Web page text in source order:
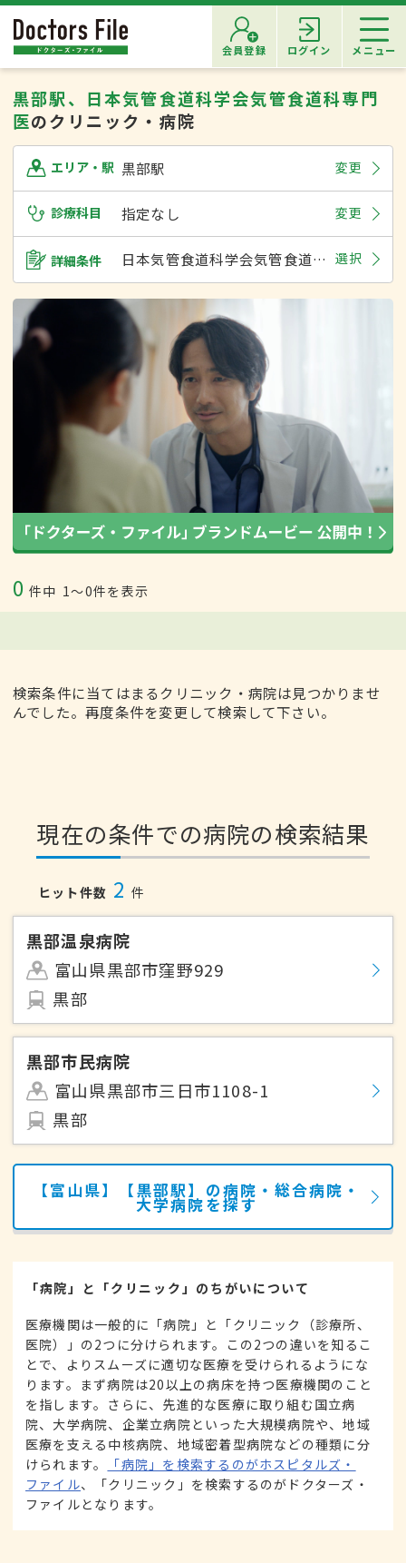
会員登録 ログイン メニュー
黒部駅、日本気管食道科学会気管食道科専門
医のクリニック・病院
エリア・駅 黒部駅 変更
診療科目 指定なし 変更
詳細条件 日本気管食道科学会気管食道科専門医 選択
0 件中 1〜0件を表示
検索条件に当てはまるクリニック・病院は見つかりませ
んでした。再度条件を変更して検索して下さい。
現在の条件での病院の検索結果
ヒット件数 2 件
黒部温泉病院
富山県黒部市窪野929
黒部
黒部市民病院
富山県黒部市三日市1108-1
黒部
【富山県】【黒部駅】の病院・総合病院・
大学病院を探す
「病院」と「クリニック」のちがいについて
医療機関は一般的に「病院」と「クリニック（診療所、
医院）」の2つに分けられます。この2つの違いを知るこ
とで、よりスムーズに適切な医療を受けられるようにな
ります。まず病院は20以上の病床を持つ医療機関のこと
を指します。さらに、先進的な医療に取り組む国立病
院、大学病院、企業立病院といった大規模病院や、地域
医療を支える中核病院、地域密着型病院などの種類に分
けられます。
「病院」を検索するのがホスピタルズ・
ファイル、「クリニック」を検索するのがドクターズ・
ファイルとなります。